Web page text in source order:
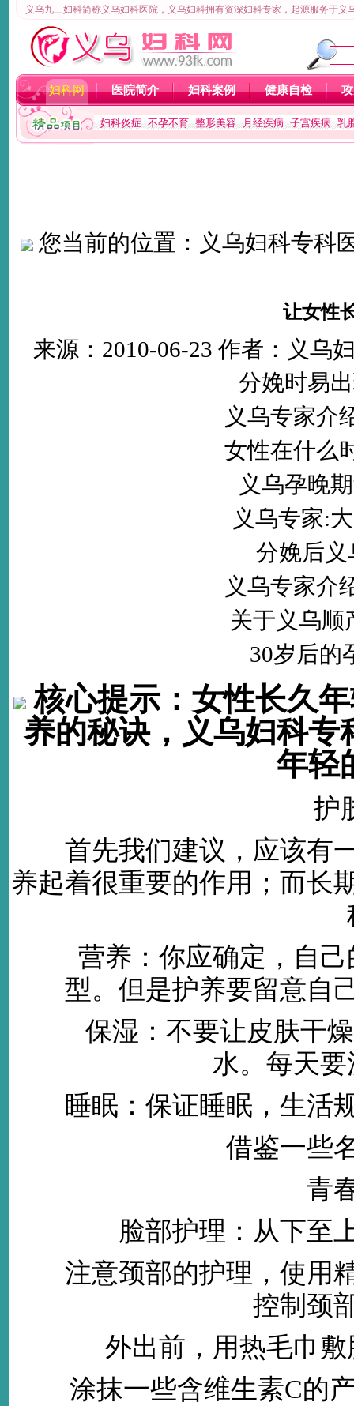
义乌九三妇科简称义乌妇科医院，义乌妇科拥有资深妇科专家，起源服务于义
妇科网 医院简介 妇科案例 健康自检
妇科炎症 不孕不育 整形美容 月经疾病 子宫疾病 乳
您当前的位置： 义乌妇科专科
让女性
来源：2010-06-23 作者：义乌
分娩时易
义乌专家介
女性在什么
义乌孕晚
义乌专家:
分娩后义
义乌专家介
关于义乌顺
30岁后的
核心提示： 女性长久
养的秘诀，义乌妇科专
年轻
护肤
首先我们建议，应该有一
养起着很重要的作用；而长
营养：你应确定，自己
型。但是护养要留意自
保湿：不要让皮肤干燥
水。每天
睡眠：保证睡眠，生活规
借鉴一些名
青春
脸部护理：从下至上
注意颈部的护理，使用精
控制颈
外出前，用热毛巾敷
涂抹一些含维生素C的产